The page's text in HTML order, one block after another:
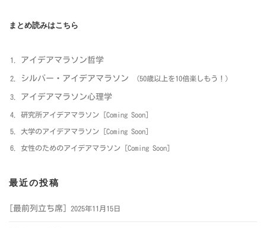
まとめ読みはこちら
アイデアマラソン哲学
シルバー・アイデアマラソン （50歳以上を10倍楽しもう！）
アイデアマラソン心理学
研究所アイデアマラソン [Coming Soon]
大学のアイデアマラソン [Coming Soon]
女性のためのアイデアマラソン [Coming Soon]
最近の投稿
[最前列立ち席] 2025年11月15日